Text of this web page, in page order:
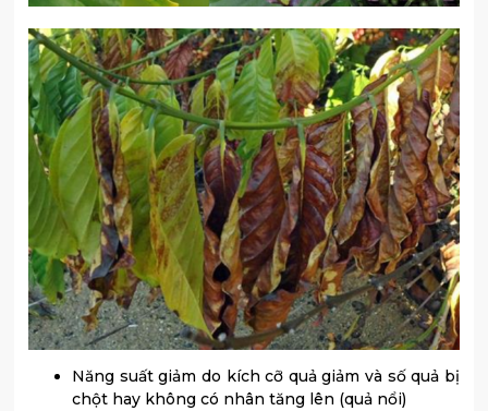
Năng suất giảm do kích cỡ quả giảm và số quả bị
chột hay không có nhân tăng lên (quả nổi)